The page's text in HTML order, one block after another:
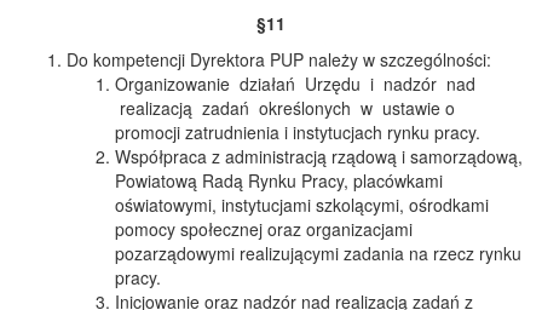
§11
Do kompetencji Dyrektora PUP należy w szczególności:
Organizowanie działań Urzędu i nadzór nad
realizacją zadań określonych w ustawie o
promocji zatrudnienia i instytucjach rynku pracy.
Współpraca z administracją rządową i samorządową,
Powiatową Radą Rynku Pracy, placówkami
oświatowymi, instytucjami szkolącymi, ośrodkami
pomocy społecznej oraz organizacjami
pozarządowymi realizującymi zadania na rzecz rynku
pracy.
Inicjowanie oraz nadzór nad realizacją zadań z